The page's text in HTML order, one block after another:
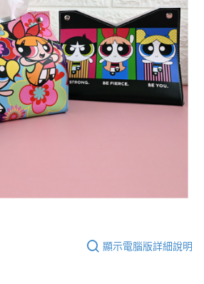
顯示電腦版詳細說明